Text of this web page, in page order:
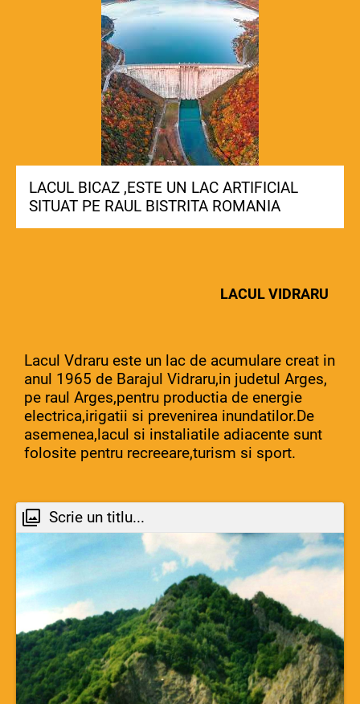
LACUL BICAZ ,ESTE UN LAC ARTIFICIAL
SITUAT PE RAUL BISTRITA ROMANIA
LACUL VIDRARU
Lacul Vdraru este un lac de acumulare creat in
anul 1965 de Barajul Vidraru,in judetul Arges,
pe raul Arges,pentru productia de energie
electrica,irigatii si prevenirea inundatilor.De
asemenea,lacul si instaliatile adiacente sunt
folosite pentru recreeare,turism si sport.
Scrie un titlu...